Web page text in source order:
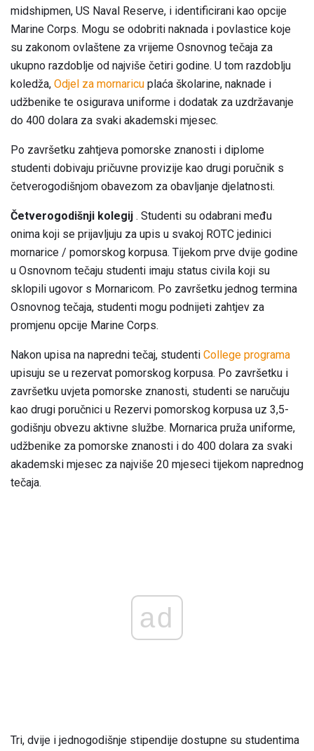
midshipmen, US Naval Reserve, i identificirani kao opcije
Marine Corps. Mogu se odobriti naknada i povlastice koje
su zakonom ovlaštene za vrijeme Osnovnog tečaja za
ukupno razdoblje od najviše četiri godine. U tom razdoblju
koledža, Odjel za mornaricu plaća školarine, naknade i
udžbenike te osigurava uniforme i dodatak za uzdržavanje
do 400 dolara za svaki akademski mjesec.
Po završetku zahtjeva pomorske znanosti i diplome
studenti dobivaju pričuvne provizije kao drugi poručnik s
četverogodišnjom obavezom za obavljanje djelatnosti.
Četverogodišnji kolegij . Studenti su odabrani među
onima koji se prijavljuju za upis u svakoj ROTC jedinici
mornarice / pomorskog korpusa. Tijekom prve dvije godine
u Osnovnom tečaju studenti imaju status civila koji su
sklopili ugovor s Mornaricom. Po završetku jednog termina
Osnovnog tečaja, studenti mogu podnijeti zahtjev za
promjenu opcije Marine Corps.
Nakon upisa na napredni tečaj, studenti College programa
upisuju se u rezervat pomorskog korpusa. Po završetku i
završetku uvjeta pomorske znanosti, studenti se naručuju
kao drugi poručnici u Rezervi pomorskog korpusa uz 3,5-
godišnju obvezu aktivne službe. Mornarica pruža uniforme,
udžbenike za pomorske znanosti i do 400 dolara za svaki
akademski mjesec za najviše 20 mjeseci tijekom naprednog
tečaja.
ad
Tri, dvije i jednogodišnje stipendije dostupne su studentima